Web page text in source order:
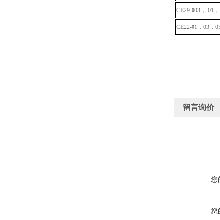
CE29-003， 01
CE22-01，03，
留言询价
您
您